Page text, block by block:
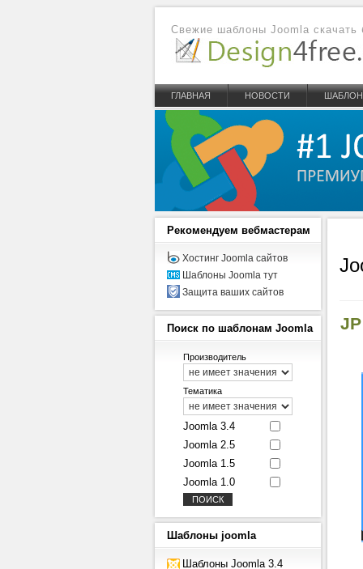
Свежие шаблоны Joomla скачать
ГЛАВНАЯ НОВОСТИ
Рекомендуем вебмастерам
Хостинг Joomla сайтов
Шаблоны Joomla тут
Защита ваших сайтов
Поиск по шаблонам Joomla
Производитель
Тематика
Joomla 3.4
Joomla 2.5
Joomla 1.5
Joomla 1.0
Шаблоны joomla
Шаблоны Joomla 3.4